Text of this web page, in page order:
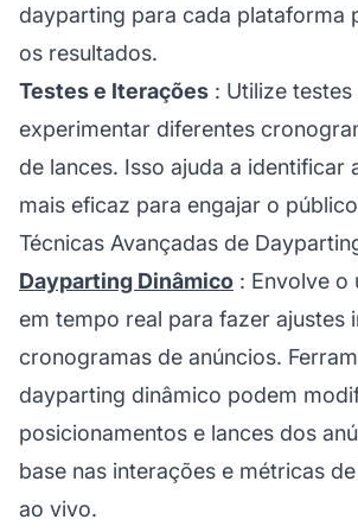
dayparting para cada plataforma
os resultados.
Testes e Iterações : Utilize
experimentar diferentes
de lances. Isso ajuda a identificar
mais eficaz para engajar o
Técnicas Avançadas de
Dayparting Dinâmico : Envolve o
em tempo real para fazer ajustes
cronogramas de anúncios.
dayparting dinâmico podem
posicionamentos e lances dos
base nas interações e métricas
ao vivo.